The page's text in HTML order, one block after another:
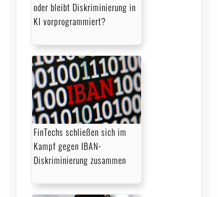
oder bleibt Diskriminierung in
KI vorprogrammiert?
FinTechs schließen sich im
Kampf gegen IBAN-
Diskriminierung zusammen